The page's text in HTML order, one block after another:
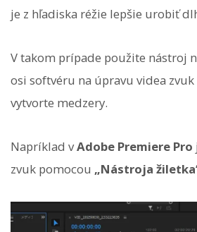
je z hľadiska réžie lepšie urobiť
V takom prípade použite nástroj
osi softvéru na úpravu videa
vytvorte medzery.
Napríklad vAdobe Premiere Pro
zvuk pomocou „Nástroja